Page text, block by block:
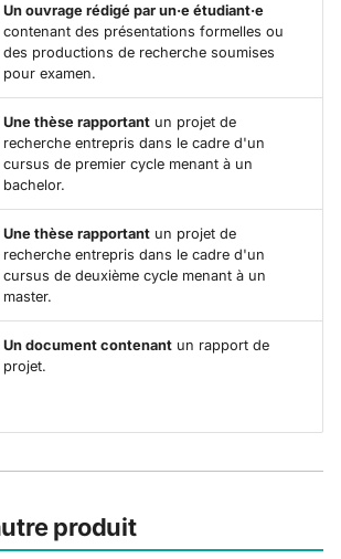
Un ouvrage rédigé par un·e étudiant·e
contenant des présentations formelles ou
des productions de recherche soumises
pour examen.
Une thèse rapportant un projet de
recherche entrepris dans le cadre d'un
cursus de premier cycle menant à un
bachelor.
Une thèse rapportant un projet de
recherche entrepris dans le cadre d'un
cursus de deuxième cycle menant à un
master.
Un document contenant un rapport de
projet.
produit